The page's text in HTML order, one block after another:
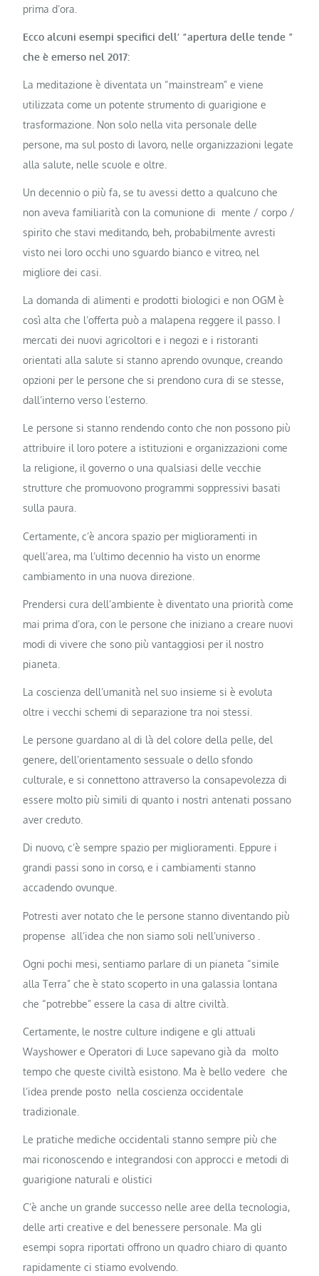
prima d’ora.
Ecco alcuni esempi specifici dell’ “apertura delle tende ”
che è emerso nel 2017:
La meditazione è diventata un “mainstream” e viene
utilizzata come un potente strumento di guarigione e
trasformazione. Non solo nella vita personale delle
persone, ma sul posto di lavoro, nelle organizzazioni legate
alla salute, nelle scuole e oltre.
Un decennio o più fa, se tu avessi detto a qualcuno che
non aveva familiarità con la comunione di mente / corpo /
spirito che stavi meditando, beh, probabilmente avresti
visto nei loro occhi uno sguardo bianco e vitreo, nel
migliore dei casi.
La domanda di alimenti e prodotti biologici e non OGM è
così alta che l’offerta può a malapena reggere il passo. I
mercati dei nuovi agricoltori e i negozi e i ristoranti
orientati alla salute si stanno aprendo ovunque, creando
opzioni per le persone che si prendono cura di se stesse,
dall’interno verso l’esterno.
Le persone si stanno rendendo conto che non possono più
attribuire il loro potere a istituzioni e organizzazioni come
la religione, il governo o una qualsiasi delle vecchie
strutture che promuovono programmi soppressivi basati
sulla paura.
Certamente, c’è ancora spazio per miglioramenti in
quell’area, ma l’ultimo decennio ha visto un enorme
cambiamento in una nuova direzione.
Prendersi cura dell’ambiente è diventato una priorità come
mai prima d’ora, con le persone che iniziano a creare nuovi
modi di vivere che sono più vantaggiosi per il nostro
pianeta.
La coscienza dell’umanità nel suo insieme si è evoluta
oltre i vecchi schemi di separazione tra noi stessi.
Le persone guardano al di là del colore della pelle, del
genere, dell’orientamento sessuale o dello sfondo
culturale, e si connettono attraverso la consapevolezza di
essere molto più simili di quanto i nostri antenati possano
aver creduto.
Di nuovo, c’è sempre spazio per miglioramenti. Eppure i
grandi passi sono in corso, e i cambiamenti stanno
accadendo ovunque.
Potresti aver notato che le persone stanno diventando più
propense all’idea che non siamo soli nell’universo .
Ogni pochi mesi, sentiamo parlare di un pianeta “simile
alla Terra” che è stato scoperto in una galassia lontana
che “potrebbe” essere la casa di altre civiltà.
Certamente, le nostre culture indigene e gli attuali
Wayshower e Operatori di Luce sapevano già da molto
tempo che queste civiltà esistono. Ma è bello vedere che
l’idea prende posto nella coscienza occidentale
tradizionale.
Le pratiche mediche occidentali stanno sempre più che
mai riconoscendo e integrandosi con approcci e metodi di
guarigione naturali e olistici
C’è anche un grande successo nelle aree della tecnologia,
delle arti creative e del benessere personale. Ma gli
esempi sopra riportati offrono un quadro chiaro di quanto
rapidamente ci stiamo evolvendo.